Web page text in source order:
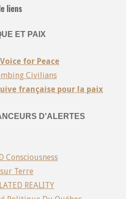
liens
ET PAIX
for Peace
Civilians
française pour la paix
D'ALERTES
Consciousness
Terre
REALITY